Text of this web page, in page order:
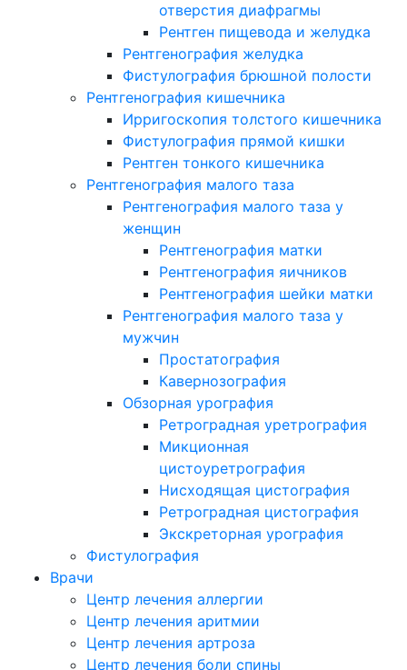
отверстия диафрагмы
Рентген пищевода и желудка
Рентгенография желудка
Фистулография брюшной полости
Рентгенография кишечника
Ирригоскопия толстого кишечника
Фистулография прямой кишки
Рентген тонкого кишечника
Рентгенография малого таза
Рентгенография малого таза у
женщин
Рентгенография матки
Рентгенография яичников
Рентгенография шейки матки
Рентгенография малого таза у
мужчин
Простатография
Кавернозография
Обзорная урография
Ретроградная уретрография
Микционная
цистоуретрография
Нисходящая цистография
Ретроградная цистография
Экскреторная урография
Фистулография
Врачи
Центр лечения аллергии
Центр лечения аритмии
Центр лечения артроза
Центр лечения боли спины